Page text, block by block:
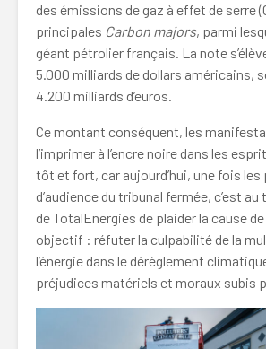
des émissions de gaz à effet de serre
principales Carbon majors, parmi
géant pétrolier français. La note
5.000 milliards de dollars américains,
4.200 milliards d’euros.
Ce montant conséquent, les
l’imprimer à l’encre noire dans les
tôt et fort, car aujourd’hui, une fois les
d’audience du tribunal fermée, c’est
de TotalEnergies de plaider la cause
objectif : réfuter la culpabilité de la
l’énergie dans le dérèglement
préjudices matériels et moraux subis